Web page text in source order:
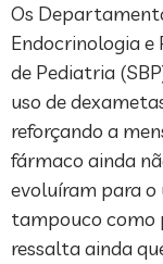
Os
Endocrinologia e
de Pediatria
uso de
reforçando a
fármaco ainda
evoluíram para o
tampouco como
ressalta ainda